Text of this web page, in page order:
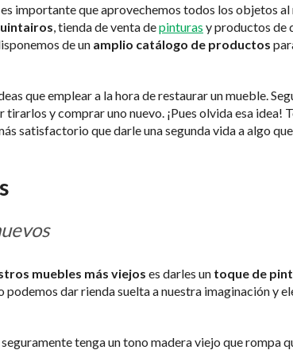
importante que aprovechemos todos los objetos
, tienda de venta depinturas y productos de
de un amplio catálogo de productos
que emplear a la hora de restaurar un mueble.
y comprar uno nuevo. ¡Pues olvida esa idea!
satisfactorio que darle una segunda vida a algo
muebles más viejos es darles un toque de
dar rienda suelta a nuestra imaginación y
tenga un tono madera viejo que rompa